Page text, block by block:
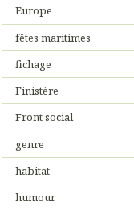
Europe
fêtes maritimes
fichage
Finistère
Front social
genre
habitat
humour